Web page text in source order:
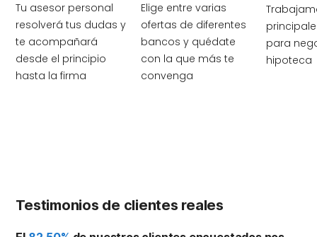
Tu asesor personal
resolverá tus dudas y
te acompañará
desde el principio
hasta la firma
Elige entre varias
ofertas de diferentes
bancos y quédate
con la que más te
convenga
para
hipoteca
Testimonios de clientes reales